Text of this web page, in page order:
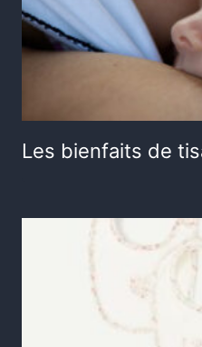
Les bienfaits de